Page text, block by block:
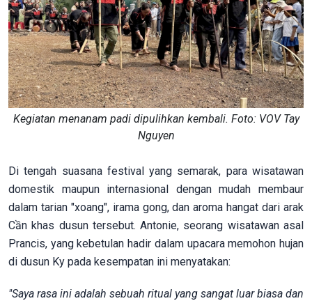
Kegiatan menanam padi dipulihkan kembali. Foto: VOV Tay
Nguyen
Di tengah suasana festival yang semarak, para wisatawan
domestik maupun internasional dengan mudah membaur
dalam tarian "xoang", irama gong, dan aroma hangat dari arak
Cần khas dusun tersebut. Antonie, seorang wisatawan asal
Prancis, yang kebetulan hadir dalam upacara memohon hujan
di dusun Ky pada kesempatan ini menyatakan:
"Saya rasa ini adalah sebuah ritual yang sangat luar biasa dan